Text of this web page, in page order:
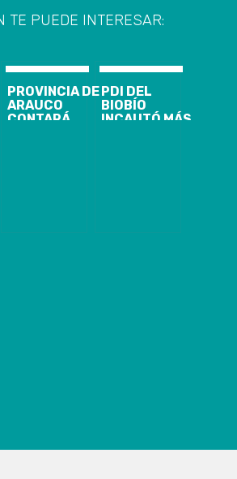
TE PUEDE INTERESAR:
PROVINCIA DE
ARAUCO
CONTARÁ
PDI DEL
BIOBÍO
INCAUTÓ MÁS